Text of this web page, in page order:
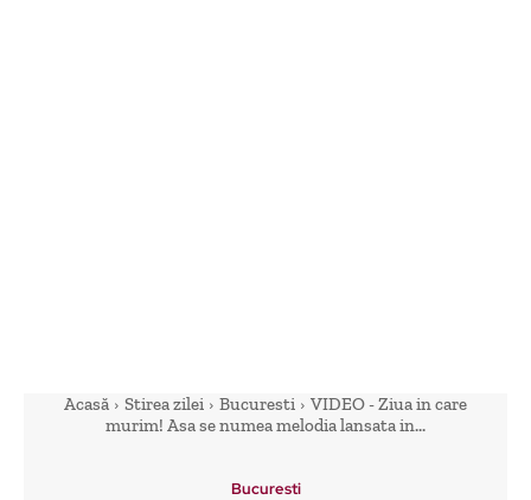
Acasă Stirea zilei Bucuresti
VIDEO - Ziua in care
murim! Asa se numea melodia lansata in...
Bucuresti